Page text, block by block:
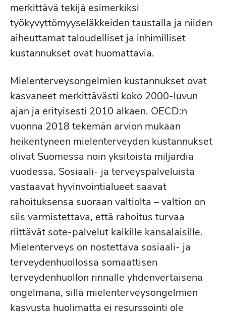
merkittävä tekijä esimerkiksi
työkyvyttömyyseläkkeiden taustalla ja niiden
aiheuttamat taloudelliset ja inhimilliset
kustannukset ovat huomattavia.
Mielenterveysongelmien kustannukset ovat
kasvaneet merkittävästi koko 2000-luvun
ajan ja erityisesti 2010 alkaen. OECD:n
vuonna 2018 tekemän arvion mukaan
heikentyneen mielenterveyden kustannukset
olivat Suomessa noin yksitoista miljardia
vuodessa. Sosiaali- ja terveyspalveluista
vastaavat hyvinvointialueet saavat
rahoituksensa suoraan valtiolta – valtion on
siis varmistettava, että rahoitus turvaa
riittävät sote-palvelut kaikille kansalaisille.
Mielenterveys on nostettava sosiaali- ja
terveydenhuollossa somaattisen
terveydenhuollon rinnalle yhdenvertaisena
ongelmana, sillä mielenterveysongelmien
kasvusta huolimatta ei resurssointi ole